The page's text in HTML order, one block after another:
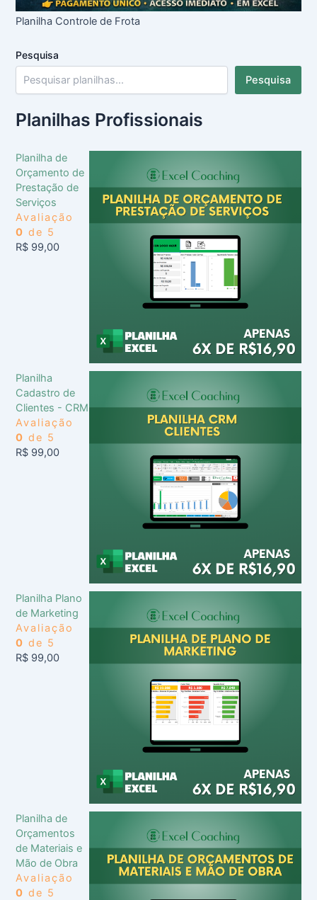
Planilha Controle de Frota
Pesquisa
Pesquisa
Planilhas Profissionais
Planilha de
Orçamento de
Prestação de
Serviços
Avaliação
0 de 5
R$ 99,00
Planilha
Cadastro de
Clientes - CRM
Avaliação
0 de 5
R$ 99,00
Planilha Plano
de Marketing
Avaliação
0 de 5
R$ 99,00
Planilha de
Orçamentos
de Materiais e
Mão de Obra
Avaliação
0 de 5